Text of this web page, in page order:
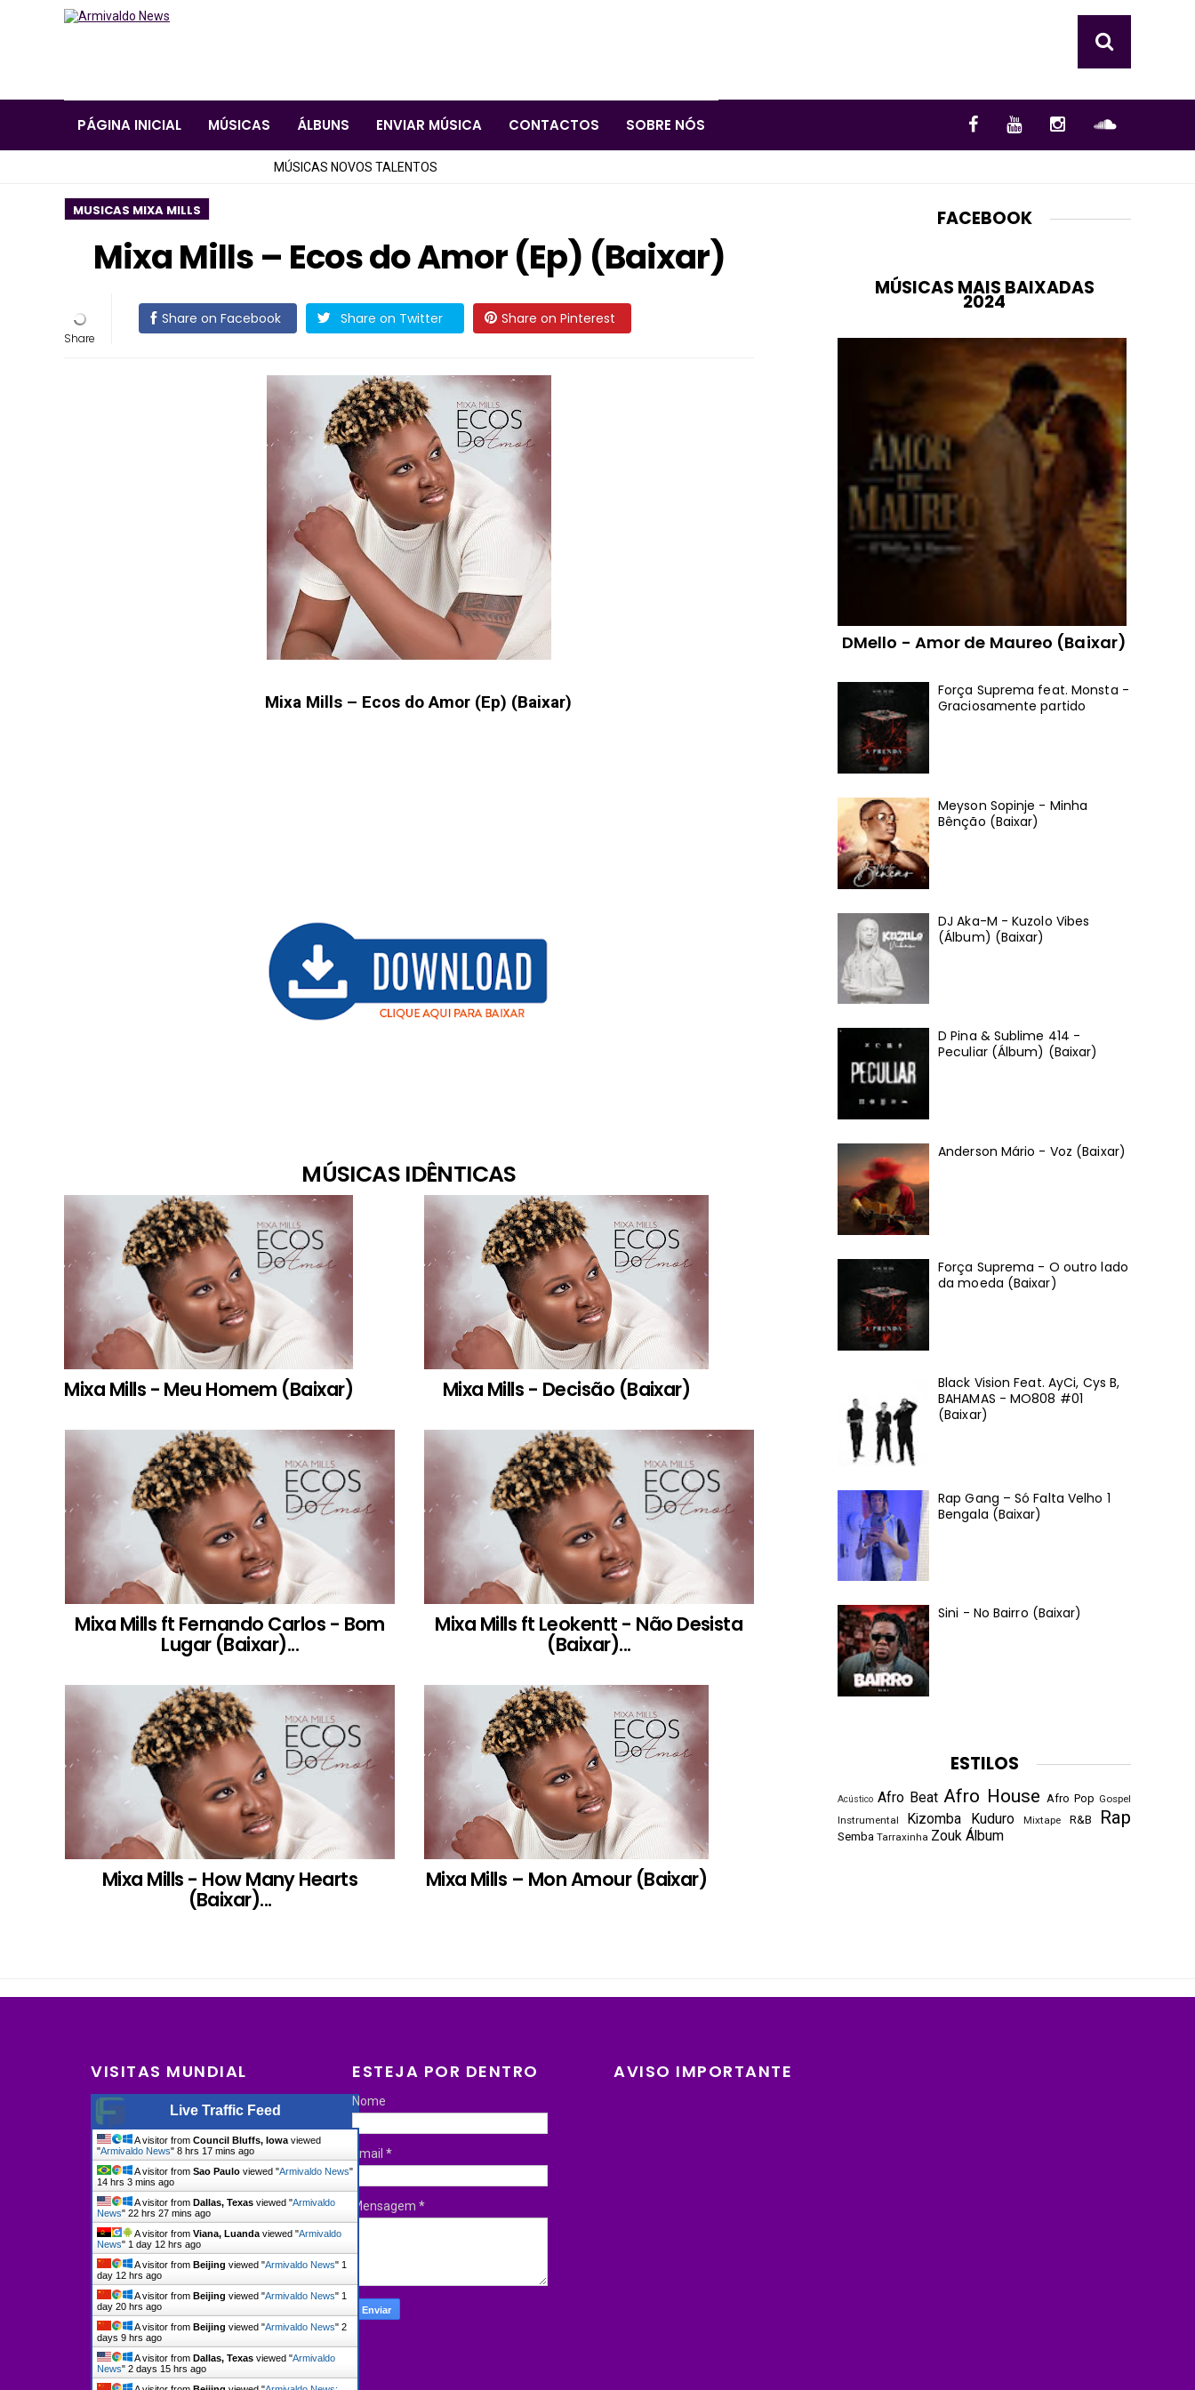
PÁGINA INICIAL MÚSICAS ÁLBUNS ENVIAR MÚSICA CONTACTOS SOBRE NÓS
MÚSICAS NOVOS TALENTOS
MUSICAS MIXA MILLS
Mixa Mills – Ecos do Amor (Ep) (Baixar)
Share on Facebook Share on Twitter Share on Pinterest
Mixa Mills – Ecos do Amor (Ep) (Baixar)
MÚSICAS IDÊNTICAS
Mixa Mills - Meu Homem (Baixar) Mixa Mills - Decisão (Baixar)
Mixa Mills ft Fernando Carlos - Bom
Lugar (Baixar)...
Mixa Mills ft Leokentt - Não Desista
(Baixar)...
Mixa Mills - How Many Hearts
(Baixar)...
Mixa Mills – Mon Amour (Baixar)
FACEBOOK
MÚSICAS MAIS BAIXADAS
2024
DMello - Amor de Maureo (Baixar)
Força Suprema feat. Monsta -
Graciosamente partido
Meyson Sopinje - Minha
Bênção (Baixar)
DJ Aka-M - Kuzolo Vibes
(Álbum) (Baixar)
D Pina & Sublime 414 -
Peculiar (Álbum) (Baixar)
Anderson Mário - Voz (Baixar)
Força Suprema - O outro lado
da moeda (Baixar)
Black Vision Feat. AyCi, Cys B,
BAHAMAS - MO808 #01
(Baixar)
Rap Gang – Só Falta Velho 1
Bengala (Baixar)
Sini - No Bairro (Baixar)
ESTILOS
Acústico Afro Beat Afro House Afro Pop Gospel
Instrumental
Kizomba Kuduro Mixtape R&B Rap
Semba Tarraxinha Zouk Álbum
VISITAS MUNDIAL
Live Traffic Feed
A visitor from Council Bluffs, Iowa viewed
"Armivaldo News" 8 hrs 17 mins ago
A visitor from Sao Paulo viewed "Armivaldo News"
14 hrs 3 mins ago
A visitor from Dallas, Texas viewed "Armivaldo
News" 22 hrs 27 mins ago
A visitor from Viana, Luanda viewed "Armivaldo
News" 1 day 12 hrs ago
A visitor from Beijing viewed "Armivaldo News" 1
day 12 hrs ago
A visitor from Beijing viewed "Armivaldo News" 1
day 20 hrs ago
A visitor from Beijing viewed "Armivaldo News" 2
days 9 hrs ago
A visitor from Dallas, Texas viewed "Armivaldo
News" 2 days 15 hrs ago
ESTEJA POR DENTRO
Nome
Email *
Mensagem *
AVISO IMPORTANTE